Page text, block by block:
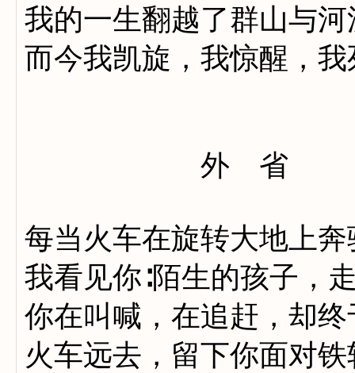
我的一生翻越了群山与河
而今我凯旋，我惊醒，
外 省
每当火车在旋转大地上奔
我看见你∶陌生的孩子，
你在叫喊，在追赶，却
火车远去，留下你面对